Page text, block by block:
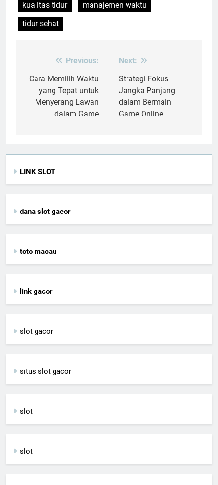
kualitas tidur
manajemen waktu
tidur sehat
navigation
Previous:
Cara Memilih Waktu
yang Tepat untuk
Menyerang Lawan
dalam Game
Next:
Strategi Fokus
Jangka Panjang
dalam Bermain
Game Online
LINK SLOT
dana slot gacor
toto macau
link gacor
slot gacor
situs slot gacor
slot
slot